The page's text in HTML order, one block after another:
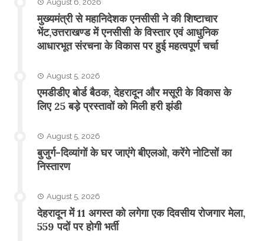
August 6, 2026
मुख्यमंत्री से महानिदेशक एनसीसी ने की शिष्टाचार
भेंट,उत्तराखण्ड में एनसीसी के विस्तार एवं आधुनिक
आधारभूत संरचना के विकास पर हुई महत्वपूर्ण चर्चा
August 5, 2026
एमडीडीए बोर्ड बैठक, देहरादून और मसूरी के विकास के
लिए 25 बड़े प्रस्तावों को मिली हरी झंडी
August 5, 2026
बुजुर्ग-दिव्यांगों के घर जाएंगे बीएलओ, करेंगे नोटिसों का
निस्तारण
August 5, 2026
​देहरादून में 11 अगस्त को लगेगा एक दिवसीय रोजगार मेला,
559 पदों पर होगी भर्ती